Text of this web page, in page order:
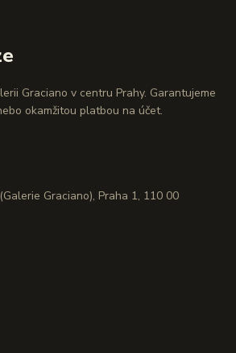
Graciano v centru Prahy. Garantujeme
okamžitou platbou na účet.
Graciano), Praha 1, 110 00